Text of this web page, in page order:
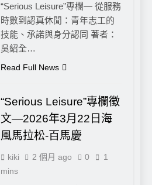
“Serious Leisure”專欄— 從服務
時數到認真休閒：青年志工的
技能、承諾與身分認同 著者：
吳紹全…
Read Full News
“Serious Leisure”專欄徵
文—2026年3月22日海
風馬拉松-百馬慶
kiki 2 個月 ago 0
1
mins